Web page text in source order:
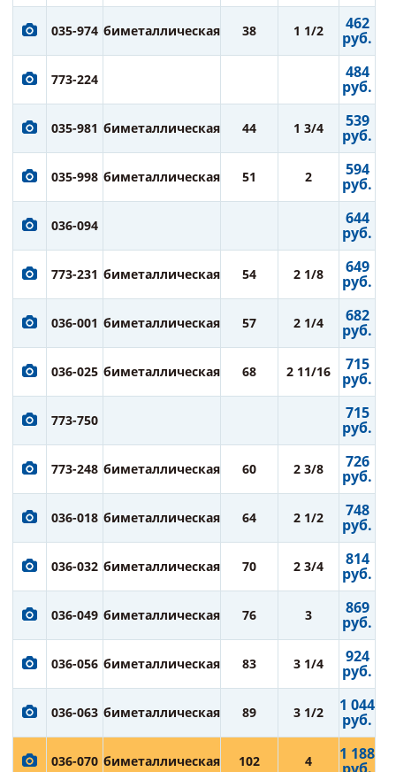
035-974 биметаллическая 38 1 1/2 462
руб.
773-224 484
руб.
035-981 биметаллическая 44 1 3/4 539
руб.
035-998 биметаллическая 51 2 594
руб.
036-094 644
руб.
773-231 биметаллическая 54 2 1/8 649
руб.
036-001 биметаллическая 57 2 1/4 682
руб.
036-025 биметаллическая 68 2 11/16 715
руб.
773-750 715
руб.
773-248 биметаллическая 60 2 3/8 726
руб.
036-018 биметаллическая 64 2 1/2 748
руб.
036-032 биметаллическая 70 2 3/4 814
руб.
036-049 биметаллическая 76 3 869
руб.
036-056 биметаллическая 83 3 1/4 924
руб.
036-063 биметаллическая 89 3 1/2 1 044
руб.
036-070 биметаллическая 102 4 1 188